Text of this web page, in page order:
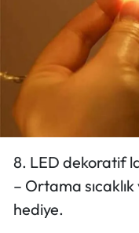
8. LED dekoratif
– Ortama
hediye.